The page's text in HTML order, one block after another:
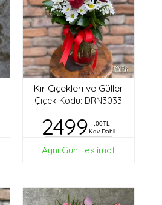
Kır Çiçekleri ve Güller
Çiçek Kodu: DRN3033
2499
,00TL
Kdv Dahil
Aynı Gün Teslimat